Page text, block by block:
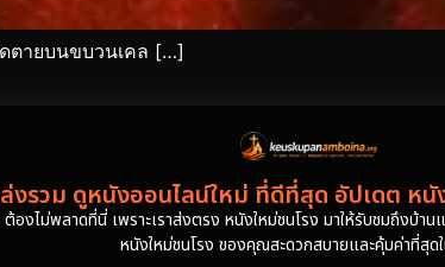
ตายบนขบวนเคล […]
งรวม ดูหนังออนไลน์ใหม่ ที่ดีที่สุด อัปเดต หนัง
งไม่พลาดที่นี่ เพราะเราส่งตรง หนังใหม่ชนโรง มาให้รับชมถึงบ้า
หนังใหม่ชนโรง ของคุณสะดวกสบายและคุ้มค่าที่สุด